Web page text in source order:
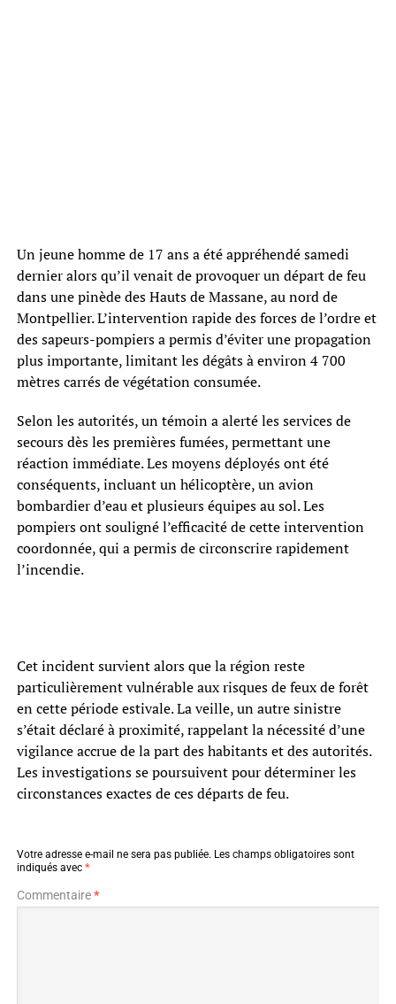
Un jeune homme de 17 ans a été appréhendé samedi
dernier alors qu’il venait de provoquer un départ de feu
dans une pinède des Hauts de Massane, au nord de
Montpellier. L’intervention rapide des forces de l’ordre et
des sapeurs-pompiers a permis d’éviter une propagation
plus importante, limitant les dégâts à environ 4 700
mètres carrés de végétation consumée.
Selon les autorités, un témoin a alerté les services de
secours dès les premières fumées, permettant une
réaction immédiate. Les moyens déployés ont été
conséquents, incluant un hélicoptère, un avion
bombardier d’eau et plusieurs équipes au sol. Les
pompiers ont souligné l’efficacité de cette intervention
coordonnée, qui a permis de circonscrire rapidement
l’incendie.
Cet incident survient alors que la région reste
particulièrement vulnérable aux risques de feux de forêt
en cette période estivale. La veille, un autre sinistre
s’était déclaré à proximité, rappelant la nécessité d’une
vigilance accrue de la part des habitants et des autorités.
Les investigations se poursuivent pour déterminer les
circonstances exactes de ces départs de feu.
Votre adresse e-mail ne sera pas publiée. Les champs obligatoires sont
indiqués avec *
Commentaire*